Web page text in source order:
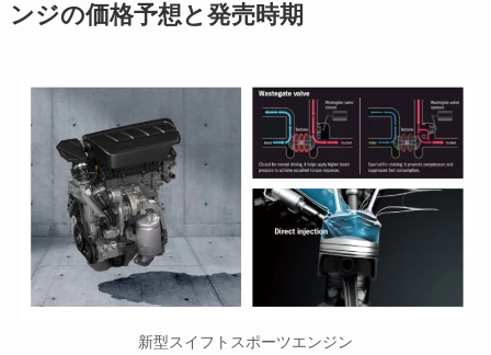
ンジの価格予想と発売時期
新型スイフトスポーツエンジン